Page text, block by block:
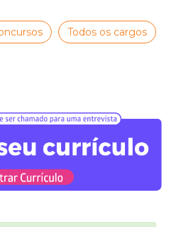
Todos os cargos